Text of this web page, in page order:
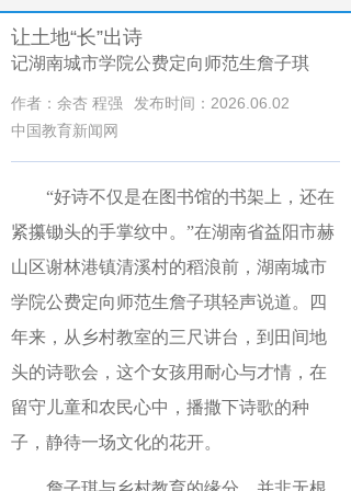
让土地“长”出诗
记湖南城市学院公费定向师范生詹子琪
作者：余杏 程强
发布时间：2026.06.02
中国教育新闻网
“好诗不仅是在图书馆的书架上，还在
紧攥锄头的手掌纹中。”在湖南省益阳市赫
山区谢林港镇清溪村的稻浪前，湖南城市
学院公费定向师范生詹子琪轻声说道。四
年来，从乡村教室的三尺讲台，到田间地
头的诗歌会，这个女孩用耐心与才情，在
留守儿童和农民心中，播撒下诗歌的种
子，静待一场文化的花开。